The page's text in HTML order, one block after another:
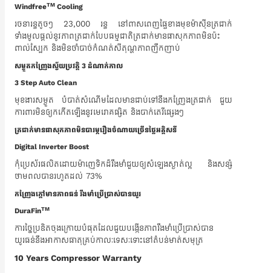
WindfreeTM Cooling
រចនារន្ធតូចៗ 23,000 រន្ធ នៅពាសពេញផ្ទៃខាងមុខម៉ាស៊ីនត្រជាក់
ទាំងមូលផ្តល់នូវភាពត្រជាក់បែបធម្មជាតិត្រជាក់មានផាសុកភាពមិនប៉ះ
ពាល់ស្បែក និងមិនចាំបាច់កំណត់សីតុណ្ហភាពញឹកញាប់
សម្ងួតកញ្រែងស្វ័យប្រវត្តិ 3 ដំណាក់កាល
3 Step Auto Clean
មុខងារសម្ងួត បំបាត់សំណើមដែលមានជាប់ទៅនឹងកញ្រែងត្រជាក់​ ជួយ
ការពារមិនឲ្យកកើតឡើងនូវមេរោគផ្សិត និងបាក់តេរីផ្សេងៗ
ត្រជាក់មានផាសុកភាពមិនបារម្ភរឿងចំណាយច្រើនថ្លៃអគ្គិសនី
Digital Inverter Boost
កុំប្រេស័រផលិតដោយម៉ាញេទិកដ៏រឹងមាំជួយឲ្យសំឡេងស្ងាត់ល្អ និងសន្សំ
ថាមពលបានរហូតដល់ 73%
កញ្រែងក្តៅមានភាពធន់ រឹងមាំ​ប្រើប្រាស់បានយូរ
DuraFinTM
ការច្នៃប្រឌិតចុងក្រោយបំផុតដែលជួយបង្កើនភាពរឹងមាំប្រើប្រាស់បាន
យូរធន់នឹងអាកាសធាតុគ្រប់កាលៈទេសៈទោះនៅតំបន់មាត់សមុត្រ
10 Years Compressor Warranty